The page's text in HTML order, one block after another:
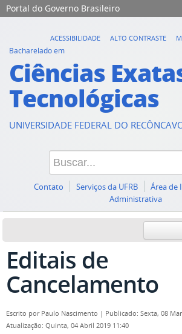
Portal do Governo Brasileiro
ACESSIBILIDADE ALTO CONTRASTE
Bacharelado em
Ciências
Tecnológicas
UNIVERSIDADE FEDERAL DO
Contato Serviços da UFRB Área de
Administrativa
Editais de
Cancelamento
Escrito por Paulo Nascimento | Publicado: Sexta, 08
Atualização: Quinta, 04 Abril 2019 11:40